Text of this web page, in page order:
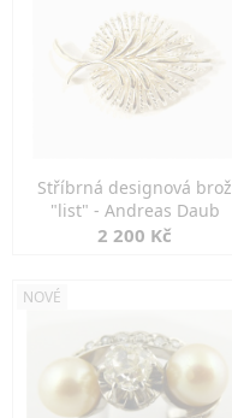
Stříbrná designová brož
"list" - Andreas Daub
2 200 Kč
NOVÉ